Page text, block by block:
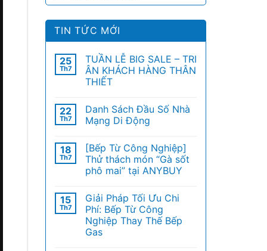
TIN TỨC MỚI
25
Th7
TUẦN LỄ BIG SALE – TRI
ÂN KHÁCH HÀNG THÂN
THIẾT
22
Th7
Danh Sách Đầu Số Nhà
Mạng Di Động
18
Th7
[Bếp Từ Công Nghiệp]
Thử thách món “Gà sốt
phô mai” tại ANYBUY
15
Th7
Giải Pháp Tối Ưu Chi
Phí: Bếp Từ Công
Nghiệp Thay Thế Bếp
Gas